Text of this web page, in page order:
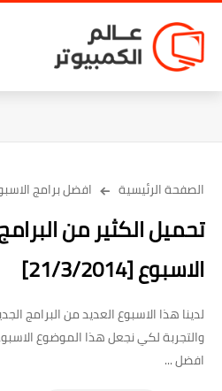
الصفحة الرئيسية افضل برامج
تحميل الكثير من
الاسبوع [21/3/2014]
لدينا هذا الاسبوع العديد من البرامج
والتجربة لكي نجعل هذا الموضوع
افضل ...